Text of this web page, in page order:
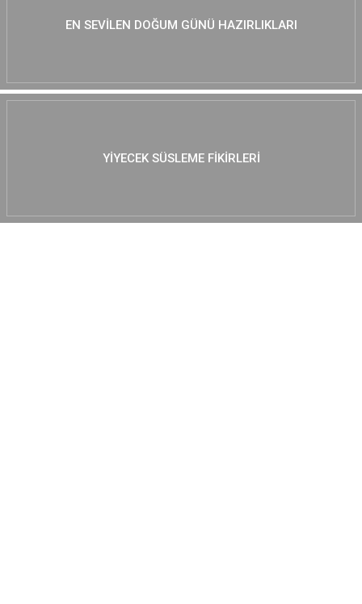
EN SEVILEN DOĞUM GÜNÜ HAZIRLIKLARI
YIYECEK SÜSLEME FIKIRLERI